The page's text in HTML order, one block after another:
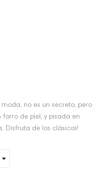
no es un secreto, pero
forro de piel, y pisada en
Disfruta de los clásicos!